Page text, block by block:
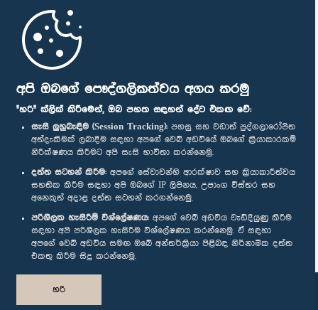
අපි ඔබගේ පෞද්ගලිකත්වය අගය කරමු
"හරි" ක්ලික් කිරීමෙන්, ඔබ පහත සඳහන් දේට එකඟ වේ:
සැසි ලුහුබැඳීම (Session Tracking): පහසු සහ වඩාත් පුද්ගලාරෝපිත
අත්දැකීමක් ලබාදීම සඳහා අපගේ වෙබ් අඩවියේ ඔබගේ ක්‍රියාකාරකම්
නිරීක්ෂණය කිරීමට අපි සැසි භාවිතා කරන්නෙමු.
දත්ත සටහන් කිරීම: අපගේ සේවාවන්හි ආරක්ෂාව සහ ක්‍රියාකාරීත්වය
සහතික කිරීම සඳහා අපි ඔබගේ IP ලිපිනය, උපාංග විස්තර සහ
අනෙකුත් අදාළ දත්ත සටහන් කරගන්නෙමු.
පරිශීලක හැසිරීම් විශ්ලේෂණය: අපගේ වෙබ් අඩවිය වැඩිදියුණු කිරීම
සඳහා අපි පරිශීලක හැසිරීම විශ්ලේෂණය කරන්නෙමු. ඒ සඳහා
අපගේ වෙබ් අඩවිය සමඟ ඔබේ අන්තර්ක්‍රියා පිළිබඳ නිර්නාමික දත්ත
එකතු කිරීම සිදු කරන්නෙමු.
හරි
මුල් පිටුව
පාර්ලිමේන්තු ජංගම යෙදුම
අප හා සම්බන්ධ වී සිටින්න :
සම්මාන
පෞද්ගලිකත්ව ප්‍රතිපත්තිය